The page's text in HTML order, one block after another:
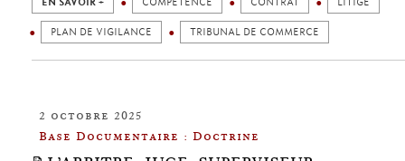
PLAN DE VIGILANCE TRIBUNAL DE COMMERCE
2 octobre 2025
Base Documentaire : Doctrine